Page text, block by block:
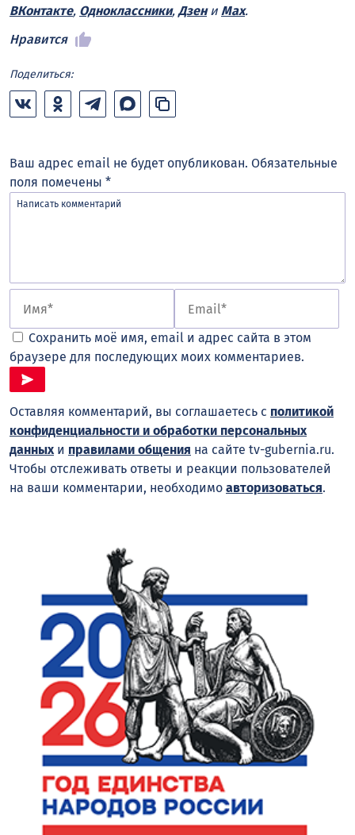
ВКонтакте, Одноклассники, Дзени Max.
Нравится
Поделиться:
Ваш адрес email не будет опубликован. Обязательные
поля помечены *
Сохранить моё имя, email и адрес сайта в этом
браузере для последующих моих комментариев.
Оставляя комментарий, вы соглашаетесь с политикой
конфиденциальности и обработки персональных
данныхи правилами общения на сайте tv-gubernia.ru.
Чтобы отслеживать ответы и реакции пользователей
на ваши комментарии, необходимо авторизоваться.